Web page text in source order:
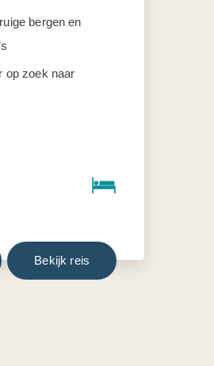
bergen en
op zoek naar
Bekijk reis